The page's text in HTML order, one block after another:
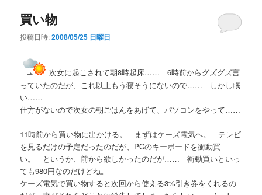
買い物
投稿日時:2008/05/25 日曜日
次女に起こされて朝8時起床…… 6時前からグズグズ言
っていたのだが、これ以上もう寝そうにないので…… しかし眠
い……
仕方がないので次女の朝ごはんをあげて、パソコンをやって……
11時前から買い物に出かける。 まずはケーズ電気へ。 テレビ
を見るだけの予定だったのだが、PCのキーボードを衝動買
い。 というか、前から欲しかったのだが…… 衝動買いといっ
ても980円なのだけどね。
ケーズ電気で買い物すると次回から使える3%引き券をくれるの